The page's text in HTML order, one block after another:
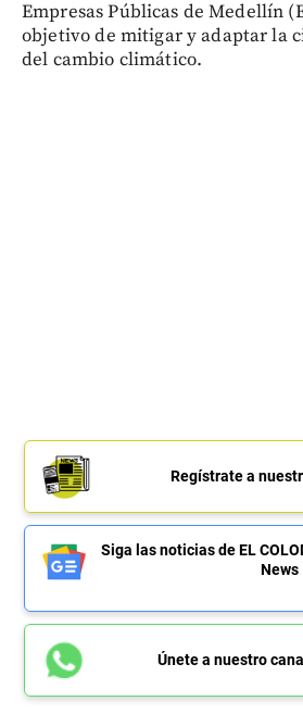
Empresas Públicas de Medellín
objetivo de mitigar y adaptar la
del cambio climático.
Regístrate a
Siga las noticias de EL
News
Únete a nuestro